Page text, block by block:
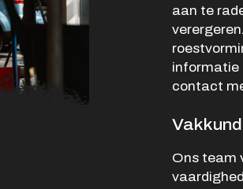
aan te
informatie
contact
Ons team